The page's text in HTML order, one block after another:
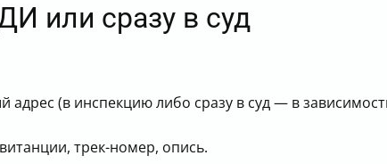
или сразу в суд
адрес (в инспекцию либо сразу в суд — в
трек-номер, опись.